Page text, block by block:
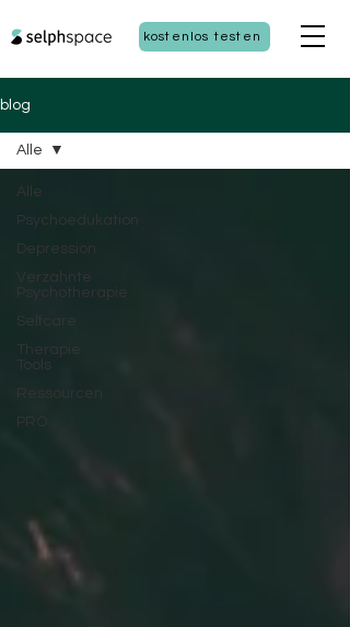
kostenlos testen
blog
Alle
Psychoedukation
Depression
Verzahnte
Psychotherapie
Selfcare
Therapie
Tools
Ressourcen
PRO
Alle